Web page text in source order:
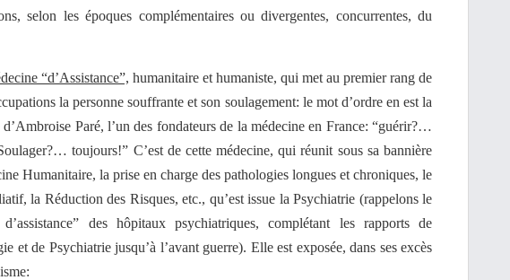
selon les époques complémentaires ou divergentes, concurrentes, du
“d’Assistance”, humanitaire et humaniste, qui met au premier rang de
la personne souffrante et son soulagement: le mot d’ordre en est la
d’Ambroise Paré, l’un des fondateurs de la médecine en France: “guérir?…
toujours!” C’est de cette médecine, qui réunit sous sa bannière
Humanitaire, la prise en charge des pathologies longues et chroniques, le
la Réduction des Risques, etc., qu’est issue la Psychiatrie (rappelons le
d’assistance” des hôpitaux psychiatriques, complétant les rapports de
et de Psychiatrie jusqu’à l’avant guerre). Elle est exposée, dans ses excès